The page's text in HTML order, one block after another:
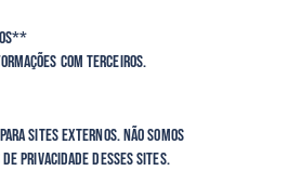
com terceiros.
sites externos. Não somos
privacidade desses sites.